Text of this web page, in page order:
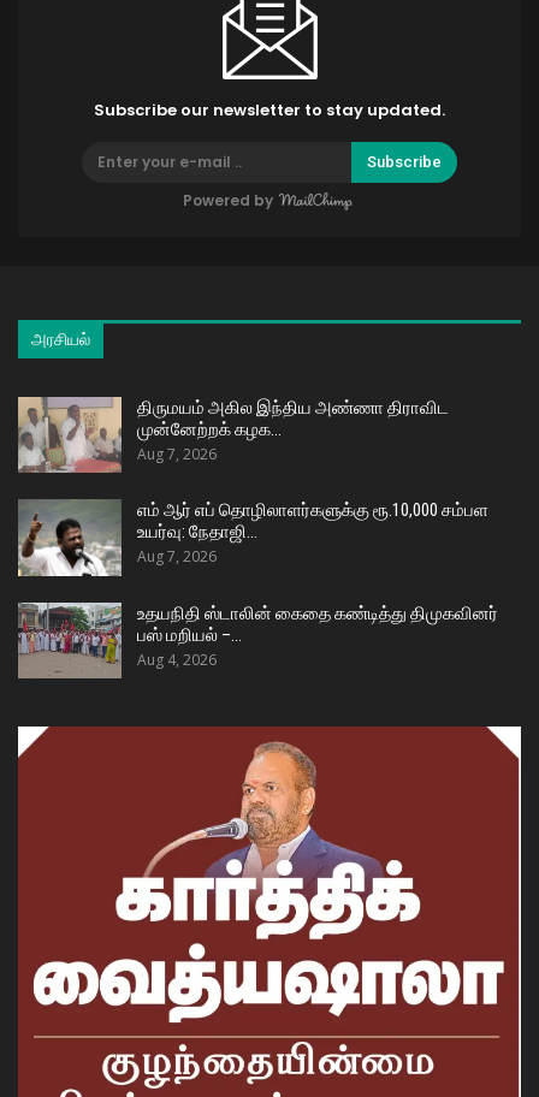
Subscribe our newsletter to stay updated.
Subscribe
Powered by
அரசியல்
திருமயம் அகில இந்திய அண்ணா திராவிட
முன்னேற்றக் கழக…
Aug 7, 2026
எம் ஆர் எப் தொழிலாளர்களுக்கு ரூ.10,000 சம்பள
உயர்வு: நேதாஜி…
Aug 7, 2026
உதயநிதி ஸ்டாலின் கைதை கண்டித்து திமுகவினர்
பஸ் மறியல் –…
Aug 4, 2026